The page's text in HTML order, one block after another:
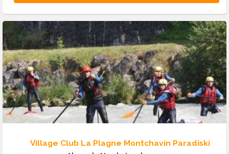
Village Club La Plagne Montchavin Paradiski